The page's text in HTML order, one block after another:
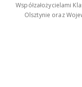
Współzałożycielami
Olsztynie oraz